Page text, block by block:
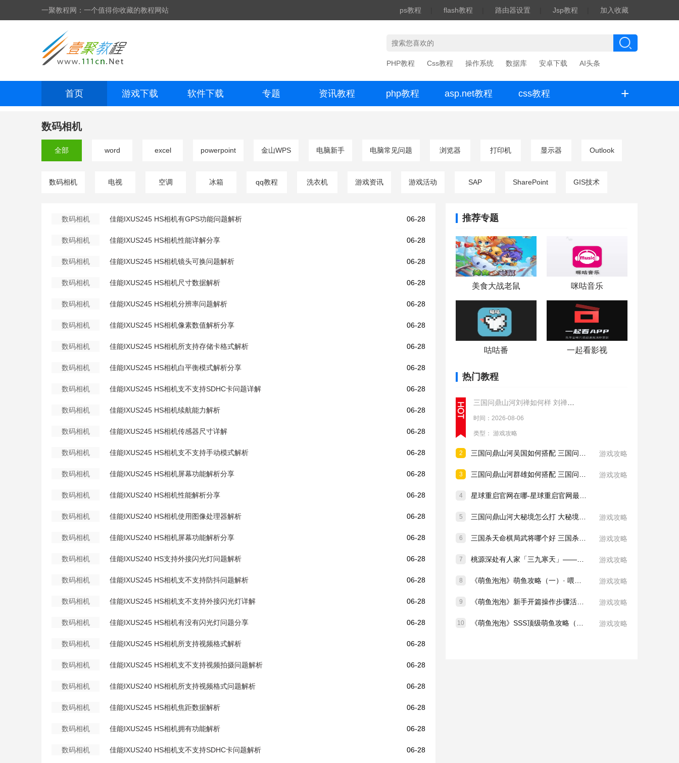
一聚教程网：一个值得你收藏的教程网站 ps教程 flash教程 路由器设置 Jsp教程 加入收藏
PHP教程 Css教程 操作系统 数据库 安卓下载 AI头条
首页 游戏下载 软件下载 专题 资讯教程 php教程 asp.net教程 css教程
网页制作
+
数码相机
全部 word excel powerpoint 金山WPS 电脑新手 电脑常见问题 浏览器 打印机 显示器 Outlook
数码相机 电视 空调 冰箱 qq教程 洗衣机 游戏资讯 游戏活动 SAP SharePoint GIS技术
数码相机 佳能IXUS245 HS相机有GPS功能问题解析 06-28
数码相机 佳能IXUS245 HS相机性能详解分享 06-28
数码相机 佳能IXUS245 HS相机镜头可换问题解析 06-28
数码相机 佳能IXUS245 HS相机尺寸数据解析 06-28
数码相机 佳能IXUS245 HS相机分辨率问题解析 06-28
数码相机 佳能IXUS245 HS相机像素数值解析分享 06-28
数码相机 佳能IXUS245 HS相机所支持存储卡格式解析 06-28
数码相机 佳能IXUS245 HS相机白平衡模式解析分享 06-28
数码相机 佳能IXUS245 HS相机支不支持SDHC卡问题详解 06-28
数码相机 佳能IXUS245 HS相机续航能力解析 06-28
数码相机 佳能IXUS245 HS相机传感器尺寸详解 06-28
数码相机 佳能IXUS245 HS相机支不支持手动模式解析 06-28
数码相机 佳能IXUS245 HS相机屏幕功能解析分享 06-28
数码相机 佳能IXUS240 HS相机性能解析分享 06-28
数码相机 佳能IXUS240 HS相机使用图像处理器解析 06-28
数码相机 佳能IXUS240 HS相机屏幕功能解析分享 06-28
数码相机 佳能IXUS240 HS支持外接闪光灯问题解析 06-28
数码相机 佳能IXUS245 HS相机支不支持防抖问题解析 06-28
数码相机 佳能IXUS245 HS相机支不支持外接闪光灯详解 06-28
数码相机 佳能IXUS245 HS相机有没有闪光灯问题分享 06-28
数码相机 佳能IXUS245 HS相机所支持视频格式解析 06-28
数码相机 佳能IXUS245 HS相机支不支持视频拍摄问题解析 06-28
数码相机 佳能IXUS240 HS相机所支持视频格式问题解析 06-28
数码相机 佳能IXUS245 HS相机焦距数据解析 06-28
数码相机 佳能IXUS245 HS相机拥有功能解析 06-28
数码相机 佳能IXUS240 HS相机支不支持SDHC卡问题解析 06-28
推荐专题
美食大战老鼠 咪咕音乐
咕咕番 一起看影视
热门教程
时间：2026-08-06
类型： 游戏攻略
2 游戏攻略
3 游戏攻略
4
5 游戏攻略
6 游戏攻略
7 游戏攻略
8 游戏攻略
9 游戏攻略
10 游戏攻略